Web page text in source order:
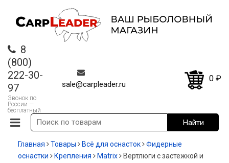
8
(800)
222-30-
97
Звонок по
России —
бесплатный
sale@carpleader.ru
0 ₽
Главная Товары Всё для оснасток
Фидерные
оснастки
Крепления Matrix
Вертлюги с застежкой и